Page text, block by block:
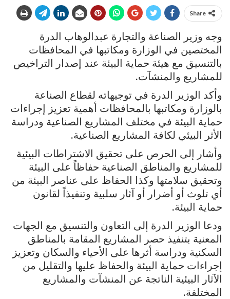
Share
وجه وزير الصناعة والتجارة عبدالوهاب الدرة
المختصين في الوزارة ومكاتبها في المحافظات
بالتنسيق مع هيئة حماية البيئة عند إصدار التراخيص
للمشاريع والمنشآت.
وأكد الوزير الدرة في توجيهاته لقطاع الصناعة
بالوزارة ومكاتبها بالمحافظات أهمية تعزيز إجراءات
حماية البيئة في مختلف المشاريع الصناعية ودراسة
الأثر البيئي لكافة المشاريع الصناعية.
وأشار إلى الحرص على تحقيق الاشتراطات البيئية
للمشاريع والمناطق الصناعية حفاظاً على البيئة
وتحقيق سلامتها وكذا الحفاظ على عناصر البيئة من
أي تلوث أو أضرار أو آثار سلبية وتنفيذاً لقانون
حماية البيئة.
ودعا الوزير الدرة إلى التعاون والتنسيق مع الجهات
المعنية بتنفيذ حصر المشاريع المقامة بالمناطق
السكنية ودراسة أثرها على الأحياء والسكان وتعزيز
إجراءات حماية البيئة والحفاظ عليها والتقليل من
الآثار البيئية الناتجة عن المنشآت والمشاريع
المختلفة.